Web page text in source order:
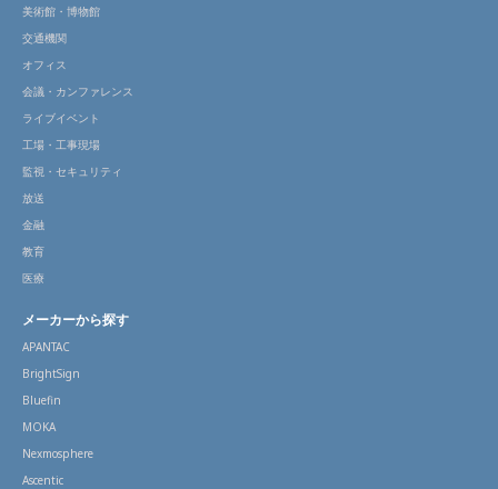
美術館・博物館
交通機関
オフィス
会議・カンファレンス
ライブイベント
工場・工事現場
監視・セキュリティ
放送
金融
教育
医療
メーカーから探す
APANTAC
BrightSign
Bluefin
MOKA
Nexmosphere
Ascentic